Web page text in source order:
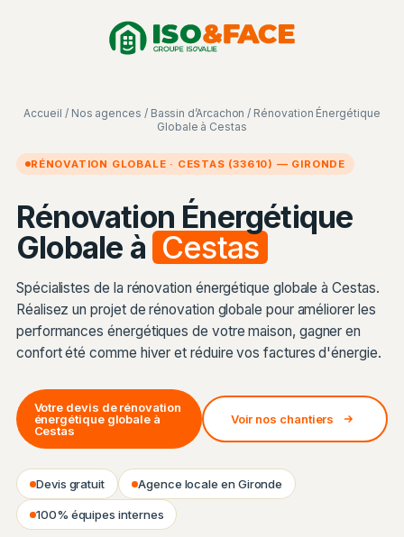
Accueil / Nos agences / Bassin d’Arcachon / Rénovation Énergétique
Globale à Cestas
RÉNOVATION GLOBALE · CESTAS (33610) — GIRONDE
Rénovation Énergétique
Globale à Cestas
Spécialistes de la rénovation énergétique globale à Cestas.
Réalisez un projet de rénovation globale pour améliorer les
performances énergétiques de votre maison, gagner en
confort été comme hiver et réduire vos factures d'énergie.
Votre devis de rénovation
énergétique globale à
Cestas
Voir nos chantiers
Devis gratuit Agence locale en Gironde
100% équipes internes
Chantier ISO&FACE — Rénovation énergétique globale